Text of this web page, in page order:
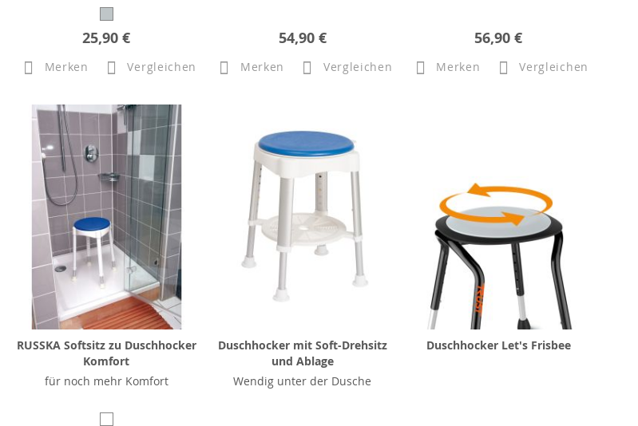
25,90 €
Merken Vergleichen
54,90 €
Merken Vergleichen
56,90 €
Merken Vergleichen
RUSSKA Softsitz zu Duschhocker
Komfort
für noch mehr Komfort
Duschhocker mit Soft-Drehsitz
und Ablage
Wendig unter der Dusche
Duschhocker Let's Frisbee